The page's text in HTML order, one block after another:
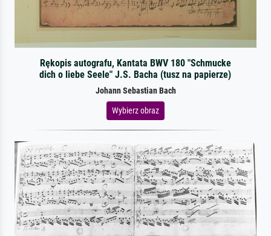
Rękopis autografu, Kantata BWV 180 "Schmucke
dich o liebe Seele" J.S. Bacha (tusz na papierze)
Johann Sebastian Bach
Wybierz obraz